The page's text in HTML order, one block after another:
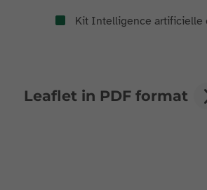
Kit Intelligence artificielle
Leaflet in PDF format